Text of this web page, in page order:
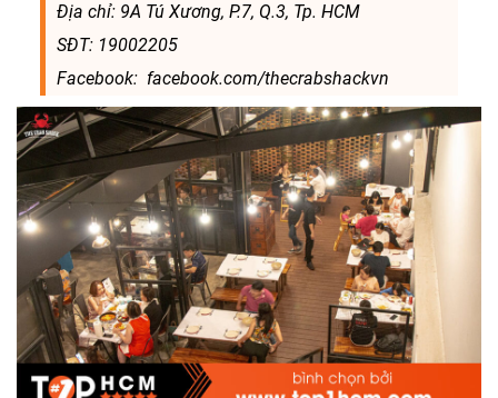
Địa chỉ: 9A Tú Xương, P.7, Q.3, Tp. HCM
SĐT: 19002205
Facebook: facebook.com/thecrabshackvn